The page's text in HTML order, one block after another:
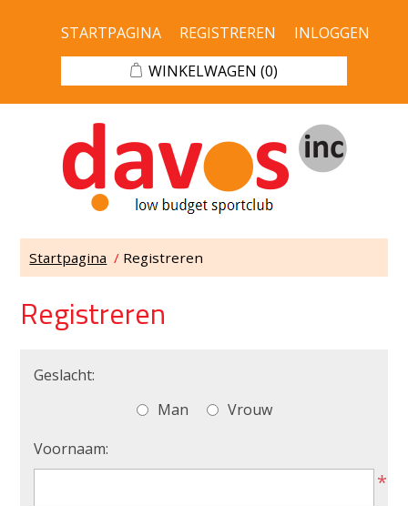
STARTPAGINA REGISTREREN
INLOGGEN
WINKELWAGEN (0)
Startpagina / Registreren
Registreren
Geslacht:
Man
Vrouw
Voornaam:
*